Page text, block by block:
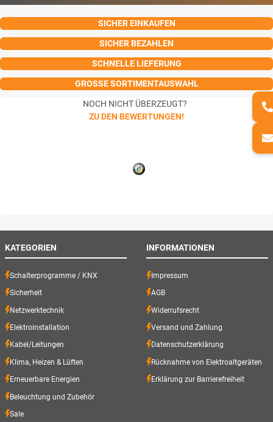
SICHER EINKAUFEN
SICHER BEZAHLEN
SCHNELLE LIEFERUNG
GROSSE SORTIMENTAUSWAHL
NOCH NICHT ÜBERZEUGT?
ZU DEN BEWERTUNGEN!
KATEGORIEN
Schalterprogramme / KNX
Sicherheit
Netzwerktechnik
Elektroinstallation
Kabel/Leitungen
Klima, Heizen & Lüften
Erneuerbare Energien
Beleuchtung und Zubehör
Sale
INFORMATIONEN
Impressum
AGB
Widerrufsrecht
Versand und Zahlung
Datenschutzerklärung
Rücknahme von Elektroaltgeräten
Erklärung zur Barrierefreiheit